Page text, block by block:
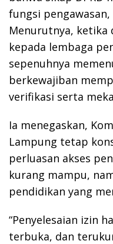
fungsi
Menurutnya, ketika
kepada lembaga
sepenuhnya
berkewajiban
verifikasi serta
Ia menegaskan,
Lampung tetap
perluasan akses
kurang mampu,
pendidikan yang
“Penyelesaian izin
terbuka, dan